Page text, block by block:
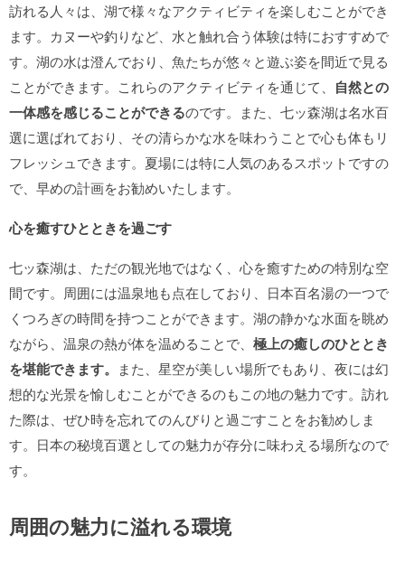
訪れる人々は、湖で様々なアクティビティを楽しむことができ
ます。カヌーや釣りなど、水と触れ合う体験は特におすすめで
す。湖の水は澄んでおり、魚たちが悠々と遊ぶ姿を間近で見る
ことができます。これらのアクティビティを通じて、 自然との
一体感を感じることができるのです。また、七ッ森湖は名水百
選に選ばれており、その清らかな水を味わうことで心も体もリ
フレッシュできます。夏場には特に人気のあるスポットですの
で、早めの計画をお勧めいたします。
心を癒すひとときを過ごす
七ッ森湖は、ただの観光地ではなく、心を癒すための特別な空
間です。周囲には温泉地も点在しており、日本百名湯の一つで
くつろぎの時間を持つことができます。湖の静かな水面を眺め
ながら、温泉の熱が体を温めることで、 極上の癒しのひととき
を堪能できます。 また、星空が美しい場所でもあり、夜には幻
想的な光景を愉しむことができるのもこの地の魅力です。訪れ
た際は、ぜひ時を忘れてのんびりと過ごすことをお勧めしま
す。日本の秘境百選としての魅力が存分に味わえる場所なので
す。
周囲の魅力に溢れる環境